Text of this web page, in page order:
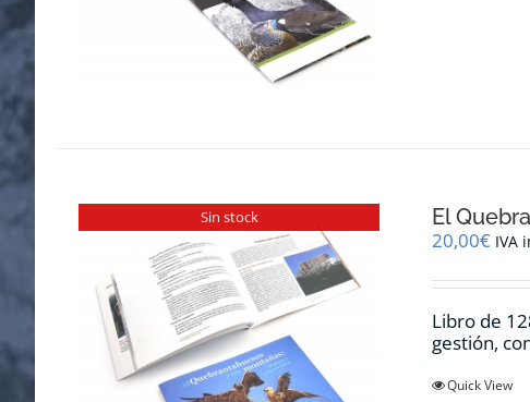
Sin stock El
20,00€ IVA
Libro de
gestión,
Quick View